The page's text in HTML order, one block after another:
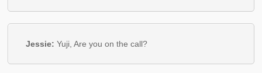
Jessie: Yuji, Are you on the call?